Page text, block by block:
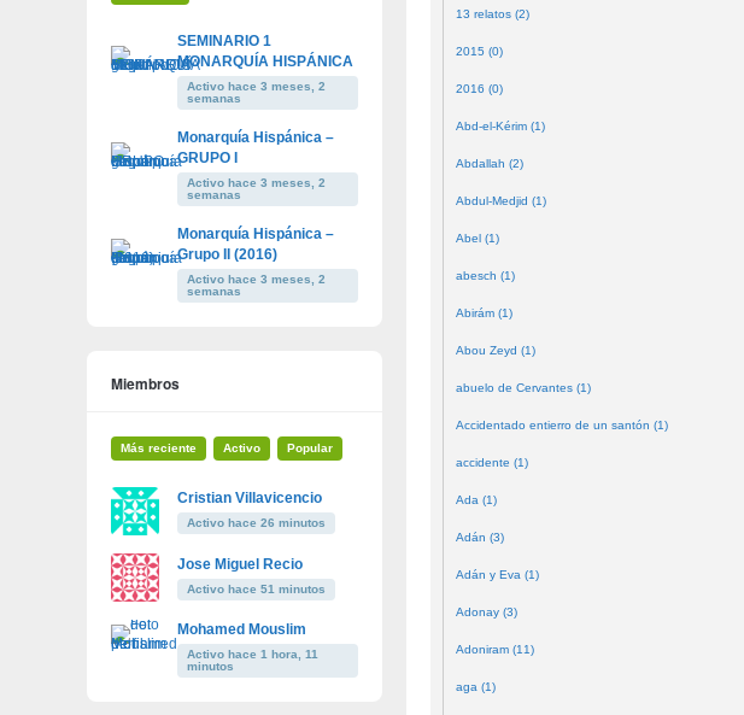
13 relatos (2)
2015 (0)
2016 (0)
Abd-el-Kérim (1)
Abdallah (2)
Abdul-Medjid (1)
Abel (1)
abesch (1)
Abirám (1)
Abou Zeyd (1)
abuelo de Cervantes (1)
Accidentado entierro de un santón (1)
accidente (1)
Ada (1)
Adán (3)
Adán y Eva (1)
Adonay (3)
Adoniram (11)
aga (1)
SEMINARIO 1
MONARQUÍA HISPÁNICA
Activo hace 3 meses, 2
semanas
Monarquía Hispánica –
GRUPO I
Activo hace 3 meses, 2
semanas
Monarquía Hispánica –
Grupo II (2016)
Activo hace 3 meses, 2
semanas
Miembros
Más reciente Activo Popular
Cristian Villavicencio
Activo hace 26 minutos
Jose Miguel Recio
Activo hace 51 minutos
Mohamed Mouslim
Activo hace 1 hora, 11
minutos